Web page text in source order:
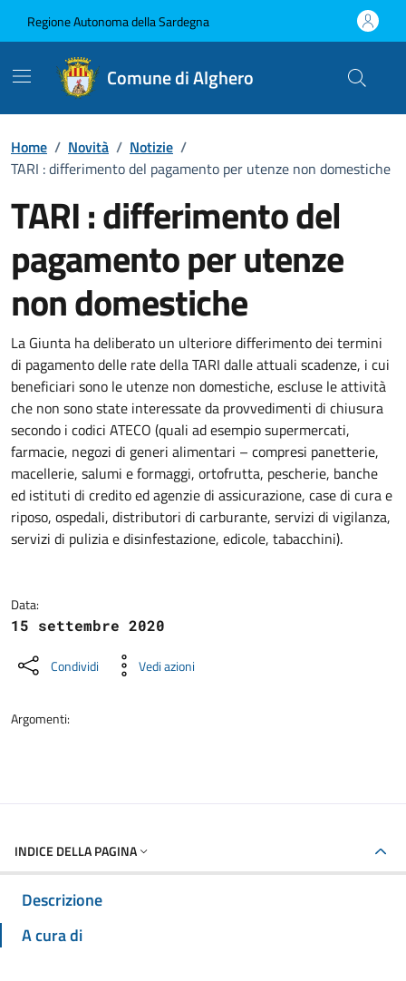
Regione Autonoma della Sardegna
Comune di Alghero
Home / Novità / Notizie /
TARI : differimento del pagamento per utenze non domestiche
TARI : differimento del
pagamento per utenze
non domestiche
Dettagli della notizia
La Giunta ha deliberato un ulteriore differimento dei termini
di pagamento delle rate della TARI dalle attuali scadenze, i cui
beneficiari sono le utenze non domestiche, escluse le attività
che non sono state interessate da provvedimenti di chiusura
secondo i codici ATECO (quali ad esempio supermercati,
farmacie, negozi di generi alimentari – compresi panetterie,
macellerie, salumi e formaggi, ortofrutta, pescherie, banche
ed istituti di credito ed agenzie di assicurazione, case di cura e
riposo, ospedali, distributori di carburante, servizi di vigilanza,
servizi di pulizia e disinfestazione, edicole, tabacchini).
Data:
15 settembre 2020
Condividi Vedi azioni
Argomenti:
INDICE DELLA PAGINA
Descrizione
A cura di